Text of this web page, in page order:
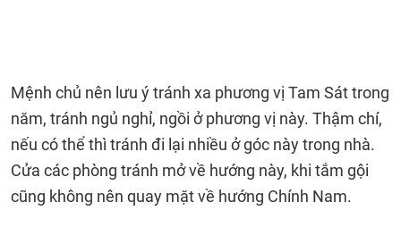
Mệnh chủ nên lưu ý tránh xa phương vị Tam Sát trong
năm, tránh ngủ nghỉ, ngồi ở phương vị này. Thậm chí,
nếu có thể thì tránh đi lại nhiều ở góc này trong nhà.
Cửa các phòng tránh mở về hướng này, khi tắm gội
cũng không nên quay mặt về hướng Chính Nam.